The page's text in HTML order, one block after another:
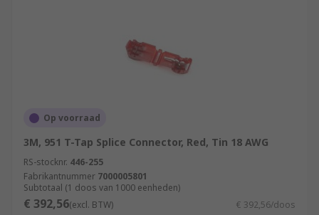
Op voorraad
3M, 951 T-Tap Splice Connector, Red, Tin 18 AWG
RS-stocknr. 446-255
Fabrikantnummer 7000005801
Subtotaal (1 doos van 1000 eenheden)
€ 392,56(excl. BTW) € 392,56/doos